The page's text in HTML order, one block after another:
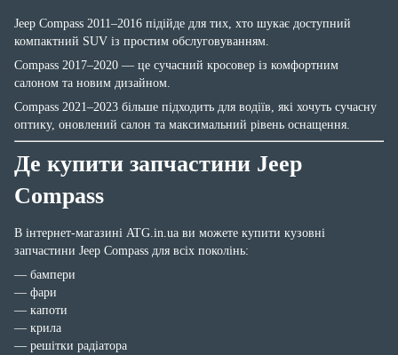
Jeep Compass 2011–2016 підійде для тих, хто шукає доступний
компактний SUV із простим обслуговуванням.
Compass 2017–2020 — це сучасний кросовер із комфортним
салоном та новим дизайном.
Compass 2021–2023 більше підходить для водіїв, які хочуть сучасну
оптику, оновлений салон та максимальний рівень оснащення.
Де купити запчастини Jeep
Compass
В інтернет-магазині ATG.in.ua ви можете купити кузовні
запчастини Jeep Compass для всіх поколінь:
— бампери
— фари
— капоти
— крила
— решітки радіатора